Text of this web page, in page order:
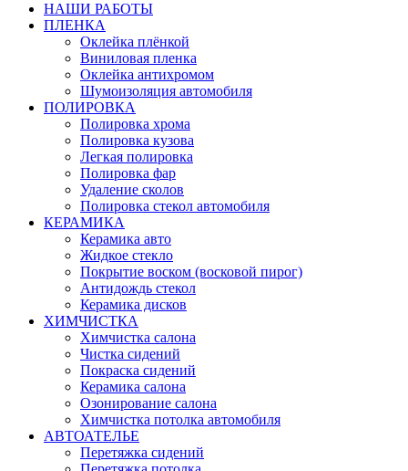
НАШИ РАБОТЫ
ПЛЕНКА
Оклейка плёнкой
Виниловая пленка
Оклейка антихромом
Шумоизоляция автомобиля
ПОЛИРОВКА
Полировка хрома
Полировка кузова
Легкая полировка
Полировка фар
Удаление сколов
Полировка стекол автомобиля
КЕРАМИКА
Керамика авто
Жидкое стекло
Покрытие воском (восковой пирог)
Антидождь стекол
Керамика дисков
ХИМЧИСТКА
Химчистка салона
Чистка сидений
Покраска сидений
Керамика салона
Озонирование салона
Химчистка потолка автомобиля
АВТОАТЕЛЬЕ
Перетяжка сидений